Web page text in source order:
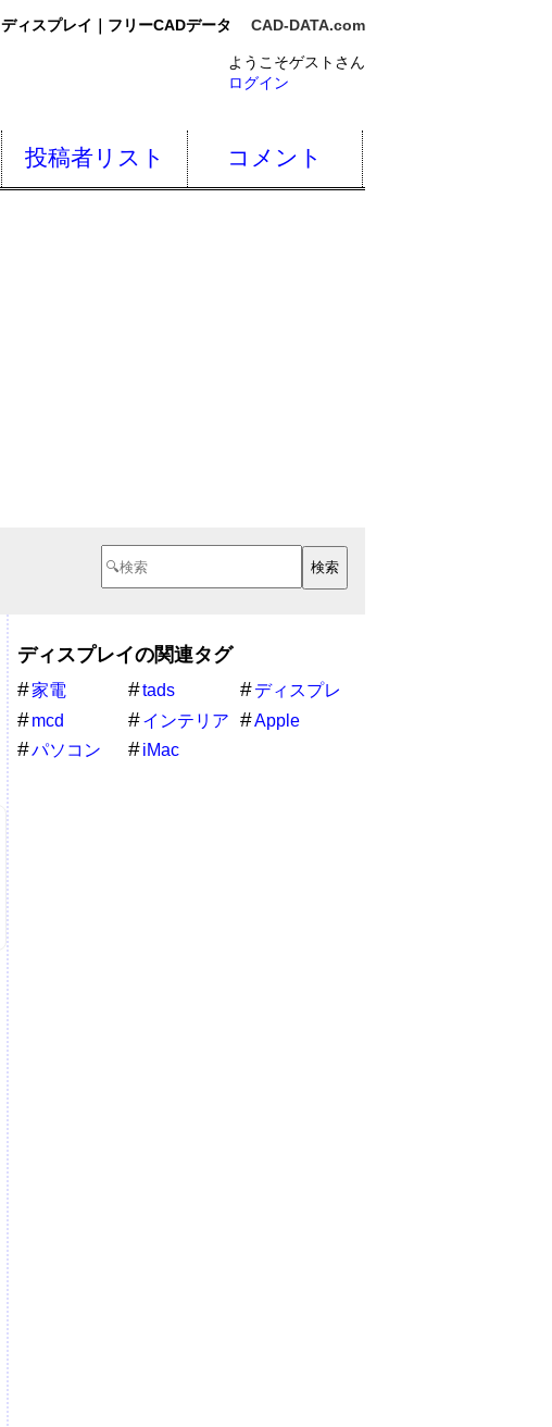
ディスプレイ｜フリーCADデータ CAD-DATA.com
ようこそゲストさん
ログイン
投稿者リスト コメント
ディスプレイの関連タグ
家電 tads
ディスプレ
イ
mcd インテリア
Apple
パソコン
iMac